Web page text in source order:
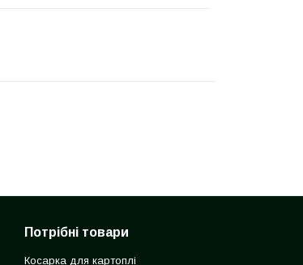
Потрібні товари
Косарка для картоплі